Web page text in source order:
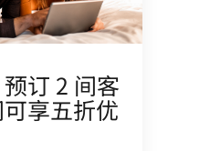
订 2 间客
享五折优